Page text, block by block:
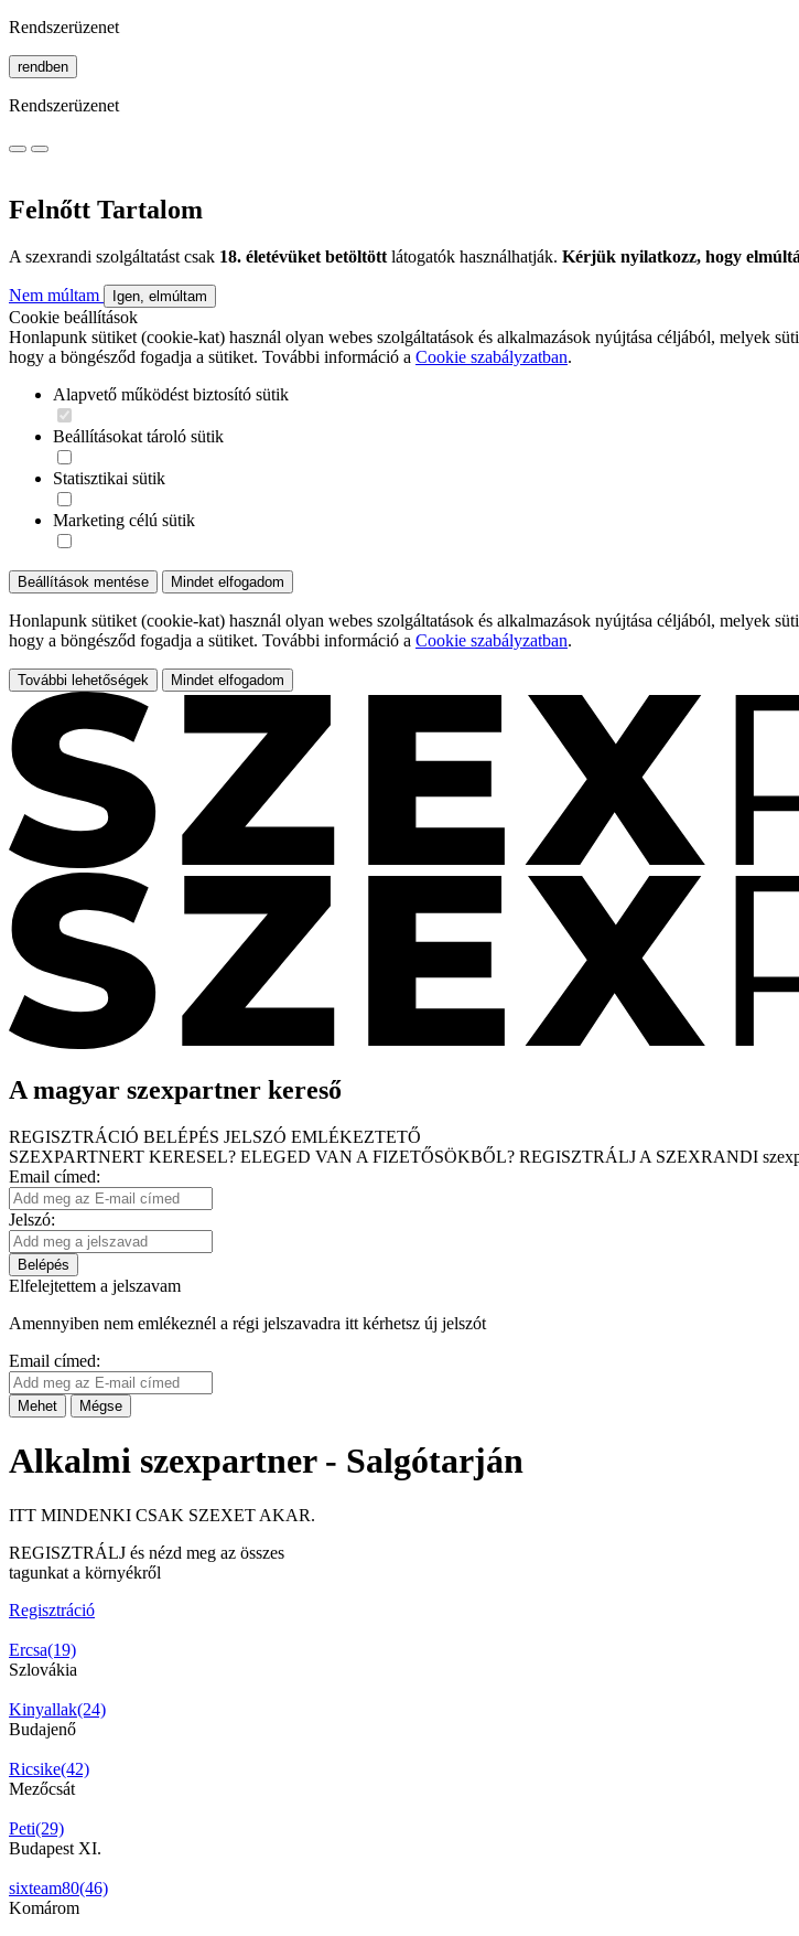
Rendszerüzenet
rendben
Rendszerüzenet
Felnőtt Tartalom
A szexrandi szolgáltatást csak 18. életévüket betöltött látogatók használhatják. Kérjük nyilatkozz, hogy
Nem múltam Igen, elmúltam
Cookie beállítások
Honlapunk sütiket (cookie-kat) használ olyan webes szolgáltatások és alkalmazások nyújtása céljából, melyek
hogy a böngésződ fogadja a sütiket. További információ a Cookie szabályzatban.
Alapvető működést biztosító sütik
Beállításokat tároló sütik
Statisztikai sütik
Marketing célú sütik
Beállítások mentése Mindet elfogadom
Honlapunk sütiket (cookie-kat) használ olyan webes szolgáltatások és alkalmazások nyújtása céljából, melyek
hogy a böngésződ fogadja a sütiket. További információ a Cookie szabályzatban.
További lehetőségek Mindet elfogadom
A magyar szexpartner kereső
REGISZTRÁCIÓ BELÉPÉS JELSZÓ EMLÉKEZTETŐ
SZEXPARTNERT KERESEL? ELEGED VAN A FIZETŐSÖKBŐL? REGISZTRÁLJ A SZEXRANDI
Email címed:
Jelszó:
Belépés
Elfelejtettem a jelszavam
Amennyiben nem emlékeznél a régi jelszavadra itt kérhetsz új jelszót
Email címed:
Mehet Mégse
Alkalmi szexpartner - Salgótarján
ITT MINDENKI CSAK SZEXET AKAR.
REGISZTRÁLJ és nézd meg az összes
tagunkat a környékről
Regisztráció
Ercsa(19)
Szlovákia
Kinyallak(24)
Budajenő
Ricsike(42)
Mezőcsát
Peti(29)
Budapest XI.
sixteam80(46)
Komárom